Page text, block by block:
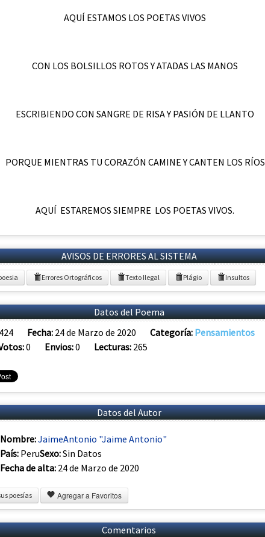
AQUÍ ESTAMOS LOS POETAS VIVOS
CON LOS BOLSILLOS ROTOS Y ATADAS LAS MANOS
ESCRIBIENDO CON SANGRE DE RISA Y PASIÓN DE LLANTO
PORQUE MIENTRAS TU CORAZÓN CAMINE Y CANTEN LOS RÍOS
AQUÍ ESTAREMOS SIEMPRE LOS POETAS VIVOS.
AVISOS DE ERRORES AL SISTEMA
Errores Ortográficos Texto Ilegal Plágio Insultos
Datos del Poema
Fecha: 24 de Marzo de 2020 Categoría: Pensamientos
0 Envios:0 Lecturas: 265
Datos del Autor
Nombre:JaimeAntonio "Jaime Antonio"
País: PeruSexo:Sin Datos
Fecha de alta: 24 de Marzo de 2020
poesías Agregar a Favoritos
Comentarios